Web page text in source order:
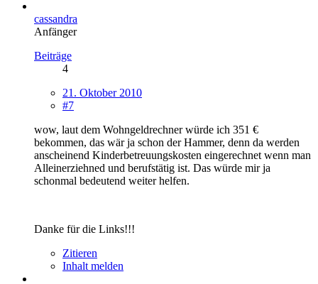
cassandra
Anfänger
Beiträge
4
21. Oktober 2010
#7
wow, laut dem Wohngeldrechner würde ich 351 €
bekommen, das wär ja schon der Hammer, denn da werden
anscheinend Kinderbetreuungskosten eingerechnet wenn man
Alleinerziehned und berufstätig ist. Das würde mir ja
schonmal bedeutend weiter helfen.
Danke für die Links!!!
Zitieren
Inhalt melden